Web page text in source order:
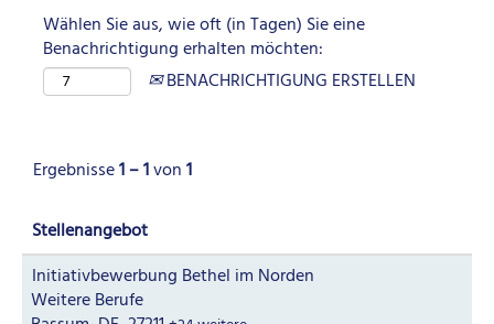
Wählen Sie aus, wie oft (in Tagen) Sie eine
Benachrichtigung erhalten möchten:
BENACHRICHTIGUNG ERSTELLEN
Ergebnisse1 – 1von1
Stellenangebot
Initiativbewerbung Bethel im Norden
Weitere Berufe